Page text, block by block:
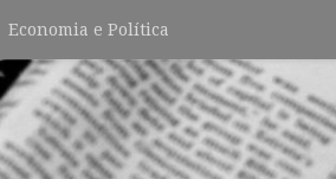
Economia e Política